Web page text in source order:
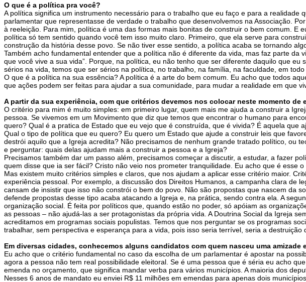
O que é a política pra você?
A política significa um instrumento necessário para o trabalho que eu faço e para a
parlamentar que representasse de verdade o trabalho que desenvolvemos na Associação.
à reeleição. Para mim, política é uma das formas mais bonitas de construir o bem comum.
política só tem sentido quando você tem isso muito claro. Primeiro, que ela serve para
construção da história desse povo. Se não tiver esse sentido, a política acaba se tornando
Também acho fundamental entender que a política não é diferente da vida, mas faz parte da
que você vive a sua vida”. Porque, na política, eu não tenho que ser diferente daquilo que
sérios na vida, temos que ser sérios na política, no trabalho, na família, na faculdade, em
O que é a política na sua essência? A política é a arte do bem comum. Eu acho que todos
que ações podem ser feitas para ajudar a sua comunidade, para mudar a realidade em que
A partir da sua experiência, com que critérios devemos nos colocar neste momento de
O critério para mim é muito simples: em primeiro lugar, quem mais me ajuda a construir a
pessoa. Se vivemos em um Movimento que diz que temos que encontrar o humano para
quero? Qual é a pratica de Estado que eu vejo que é construída, que é vivida? É aquela
Qual o tipo de política que eu quero? Eu quero um Estado que ajude a construir leis que
destrói aquilo que a Igreja acredita? Não precisamos de nenhum grande tratado político, ou
e perguntar: quais delas ajudam mais a construir a pessoa e a Igreja?
Precisamos também dar um passo além, precisamos começar a discutir, a estudar, a fazer
quem disse que ia ser fácil? Cristo não veio nos prometer tranquilidade. Eu acho que é esse
Mas existem muito critérios simples e claros, que nos ajudam a aplicar esse critério maior.
experiência pessoal. Por exemplo, a discussão dos Direitos Humanos, a campanha clara de
cansam de insistir que isso não constrói o bem do povo. Não são propostas que nascem da
defende propostas desse tipo acaba atacando a Igreja e, na prática, sendo contra ela. A
organização social. É feita por políticos que, quando estão no poder, só apóiam as
as pessoas – não ajudá-las a ser protagonistas da própria vida. A Doutrina Social da Igreja
acreditamos em programas sociais populistas. Temos que nos perguntar se os programas
trabalhar, sem perspectiva e esperança para a vida, pois isso seria terrível, seria a destruição
Em diversas cidades, conhecemos alguns candidatos com quem nasceu uma
Eu acho que o critério fundamental no caso da escolha de um parlamentar é apostar na
agora a pessoa não tem real possibilidade eleitoral. Se é uma pessoa que é séria eu acho
emenda no orçamento, que significa mandar verba para vários municípios. A maioria dos
Nesses 6 anos de mandato eu enviei R$ 11 milhões em emendas para apenas dois